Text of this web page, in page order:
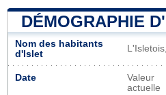
DÉMOGRAPHIE
Nom des habitants
d'Islet
Date
Valeur
actuelle